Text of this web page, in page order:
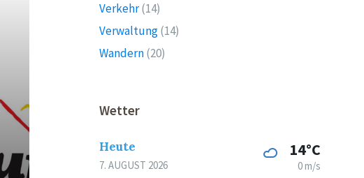
Verkehr(14)
Verwaltung(14)
Wandern(20)
Wetter
Heute
7. AUGUST 2026
14°C
0 m/s